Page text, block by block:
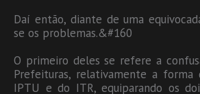
Daí então, diante de uma
se os problemas.&#160
O primeiro deles se refere a
Prefeituras, relativamente a forma
IPTU e do ITR, equiparando os